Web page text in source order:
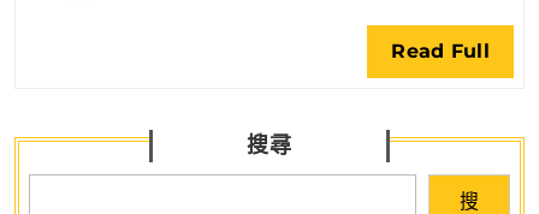
融
入
展
Read Full
Full
搜尋
搜